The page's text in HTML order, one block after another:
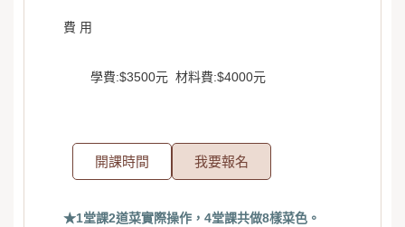
費 用
學費:$3500元 材料費:$4000元
開課時間 我要報名
★1堂課2道菜實際操作 ，4堂課共做8樣菜色。